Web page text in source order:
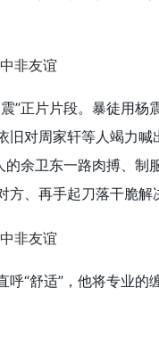
”正片片段。暴徒用
对周家轩等人竭力
余卫东一路肉搏、
、再手起刀落干脆解
“舒适”，他将专业的